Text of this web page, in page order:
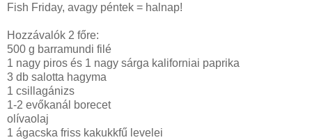
Fish Friday, avagy péntek = halnap!
Hozzávalók 2 főre:
500 g barramundi filé
1 nagy piros és 1 nagy sárga kaliforniai paprika
3 db salotta hagyma
1 csillagánizs
1-2 evőkanál borecet
olívaolaj
1 ágacska friss kakukkfű levelei